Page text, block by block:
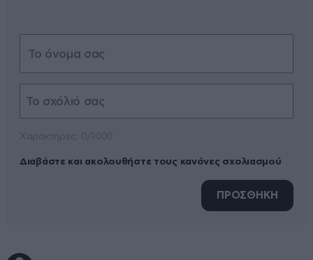
Διαβάστε και ακολουθήστε τους κανόνες σχολιασμού
ΠΡΟΣΘΗΚΗ